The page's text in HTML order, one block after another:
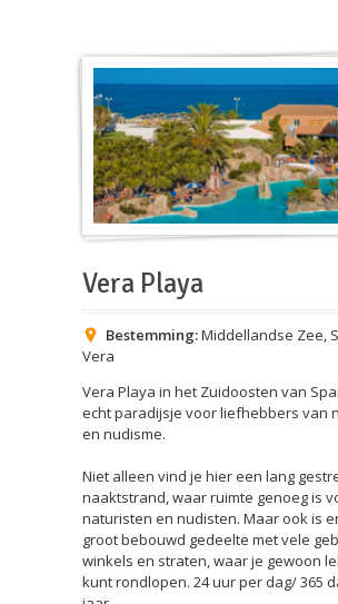
Vera Playa
Bestemming:Middellandse Zee,
Vera
Vera Playa in het Zuidoosten van
echt paradijsje voor liefhebbers van
en nudisme.
Niet alleen vind je hier een lang
naaktstrand, waar ruimte genoeg is
naturisten en nudisten. Maar ook is
groot bebouwd gedeelte met vele
winkels en straten, waar je gewoon
kunt rondlopen. 24 uur per dag/ 365